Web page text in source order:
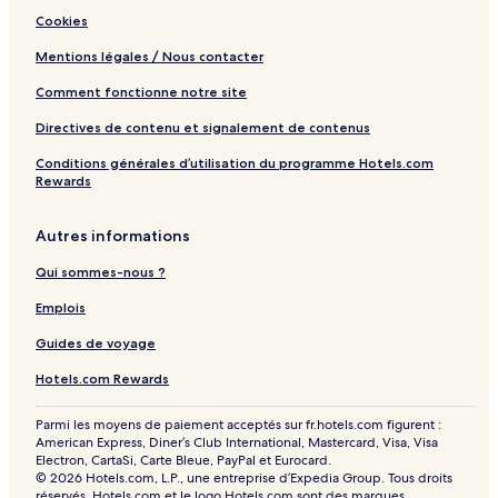
v
d
A
l
c
o
o
l
o
t
i
n
c
u
e
d
Cookies
Mentions légales / Nous contacter
Comment fonctionne notre site
Directives de contenu et signalement de contenus
Conditions générales d’utilisation du programme Hotels.com
Rewards
Autres informations
Qui sommes-nous ?
Emplois
Guides de voyage
Hotels.com Rewards
Parmi les moyens de paiement acceptés sur fr.hotels.com figurent :
American Express, Diner’s Club International, Mastercard, Visa, Visa
Electron, CartaSi, Carte Bleue, PayPal et Eurocard.
© 2026 Hotels.com, L.P., une entreprise d’Expedia Group. Tous droits